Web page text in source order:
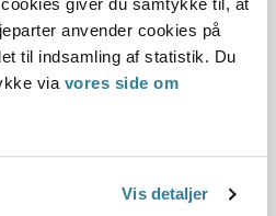
anvender cookies på
til indsamling af statistik. Du
via vores side om
Vis detaljer
version
indgår i det samlede